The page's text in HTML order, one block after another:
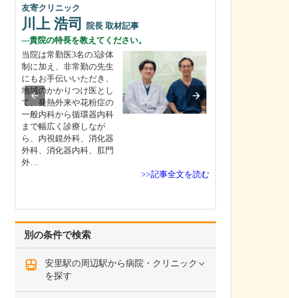
別の条件で検索
安里駅の周辺駅から病院・クリニック
を探す
友寄クリニック
川上 浩司 院長 取材記事
貴院の特長を教えてください。
当院は常勤医3名の3診体
制に加え、非常勤の先生
にもお手伝いいただき、
地域のかかりつけ医とし
て、発熱外来や花粉症の
一般内科から循環器内科
まで幅広く診療しなが
ら、内視鏡外科、消化器
外科、消化器内科、肛門
外…
>>記事全文を読む